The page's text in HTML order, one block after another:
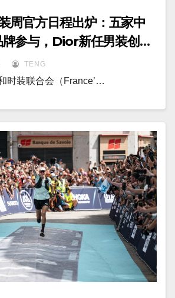
周官方日程出炉：五家中
牌参与，Dior新任男装创意
TENG
时装联合会（France’…